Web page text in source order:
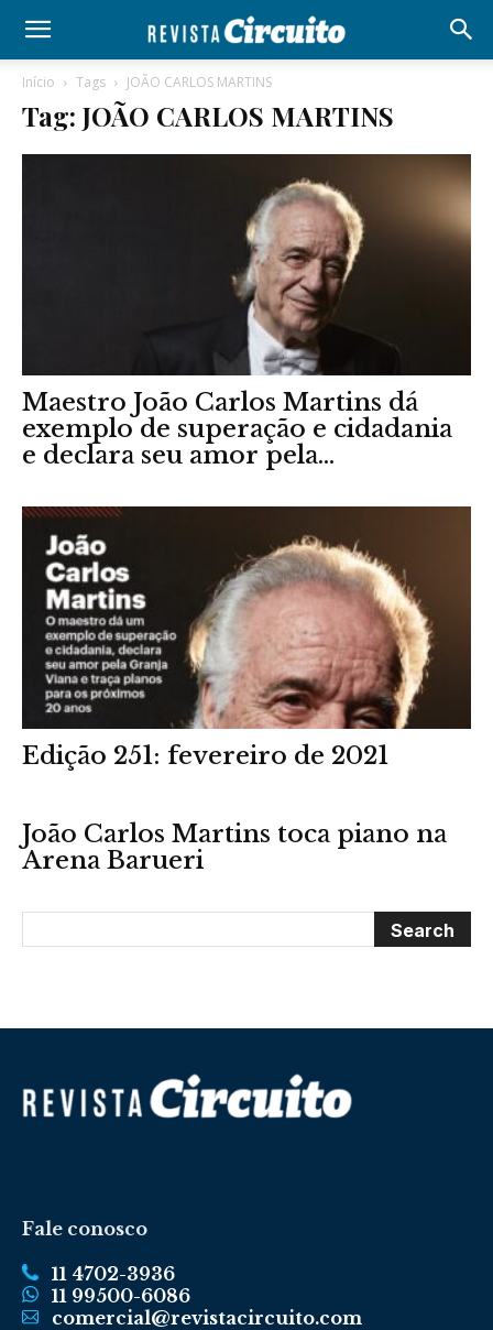
Início Tags JOÃO CARLOS MARTINS
Tag: JOÃO CARLOS MARTINS
Maestro João Carlos Martins dá
exemplo de superação e cidadania
e declara seu amor pela...
Edição 251: fevereiro de 2021
João Carlos Martins toca piano na
Arena Barueri
Fale conosco
11 4702-3936
11 99500-6086
comercial@revistacircuito.com